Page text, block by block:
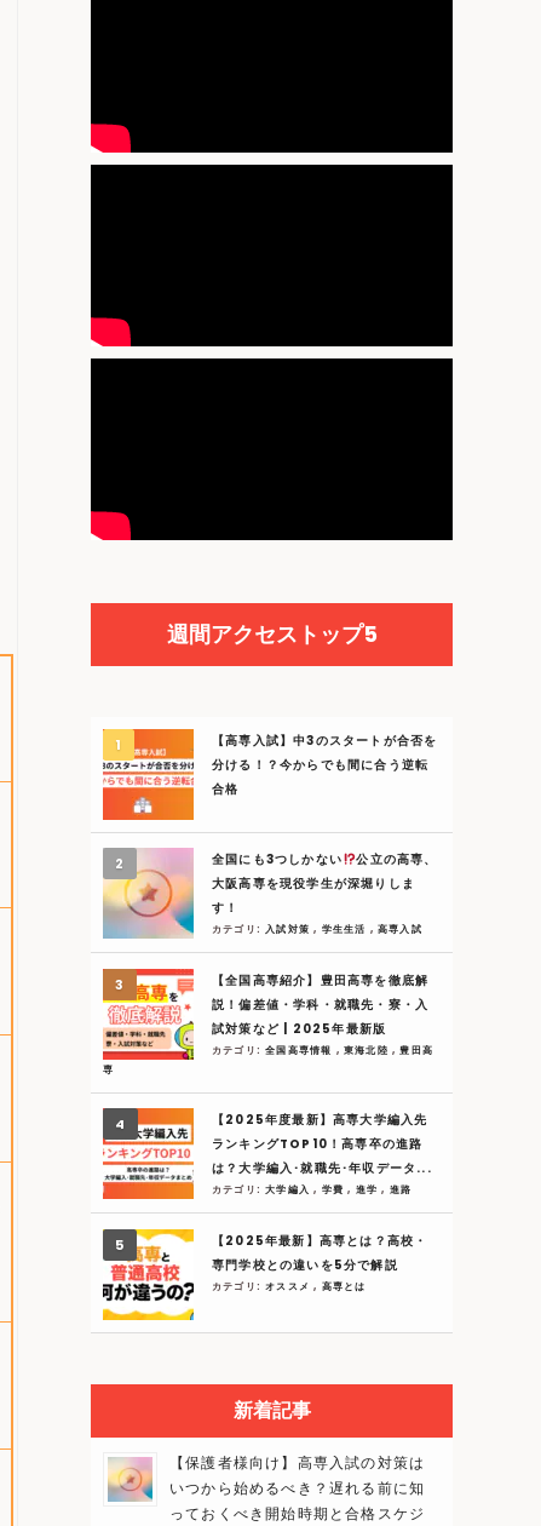
週間アクセストップ5
【高専入試】中3のスタートが合否を
分ける！？今からでも間に合う逆転
合格
全国にも3つしかない
公立の高専、
大阪高専を現役学生が深堀りしま
す！
カテゴリ: 入試対策, 学生生活 ,高専入試
【全国高専紹介】豊田高専を徹底解
説！偏差値・学科・就職先・寮・入
試対策など | 2025年最新版
カテゴリ:全国高専情報 ,東海北陸,豊田高
専
【2025年度最新】高専大学編入先
ランキングTOP10！高専卒の進路
は？大学編入･就職先･年収データ...
カテゴリ:大学編入, 学費, 進学, 進路
【2025年最新】高専とは？高校・
専門学校との違いを5分で解説
カテゴリ:オススメ, 高専とは
新着記事
【保護者様向け】高専入試の対策は
いつから始めるべき？遅れる前に知
っておくべき開始時期と合格スケジ